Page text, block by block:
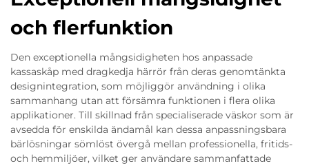
och flerfunktion
Den exceptionella mångsidigheten hos anpassade
kassaskåp med dragkedja härrör från deras genomtänkta
designintegration, som möjliggör användning i olika
sammanhang utan att försämra funktionen i flera olika
applikationer. Till skillnad från specialiserade väskor som är
avsedda för enskilda ändamål kan dessa anpassningsbara
bärlösningar sömlöst övergå mellan professionella, fritids-
och hemmiljöer, vilket ger användare sammanfattade